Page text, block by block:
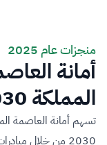
منجزات عام 2025
أمانة
المملكة 2030
تسهم أمانة العاصمة
2030 من خلال